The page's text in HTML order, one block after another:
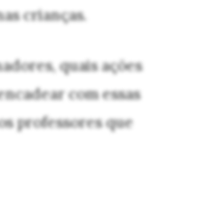
crianças.
quais ações
com essas
professores que